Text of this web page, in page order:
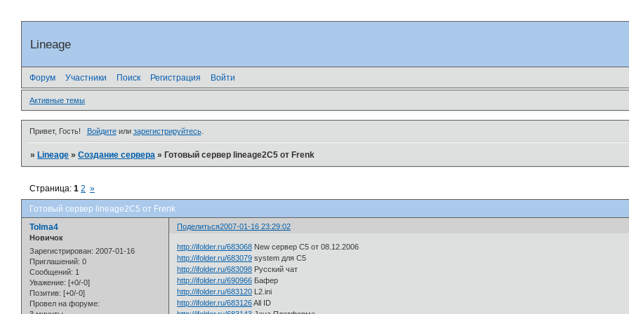
Lineage
Форум Участники Поиск Регистрация Войти
Активные темы
Привет, Гость! Войдитеили зарегистрируйтесь.
»Lineage »Создание сервера »Готовый сервер lineage2C5 от Frenk
Готовый сервер lineage2C5 от Frenk
Страница:1 2 »
Поделиться2007-01-16 23:29:02
Tolma4
Новичок
Зарегистрирован: 2007-01-16
Приглашений: 0
Сообщений: 1
Уважение: [+0/-0]
Позитив: [+0/-0]
Провел на форуме:
http://ifolder.ru/683068 New сервер С5 от 08.12.2006
http://ifolder.ru/683079 system для С5
http://ifolder.ru/683098 Русский чат
http://ifolder.ru/690966 Бафер
http://ifolder.ru/683120 L2.ini
http://ifolder.ru/683126All ID